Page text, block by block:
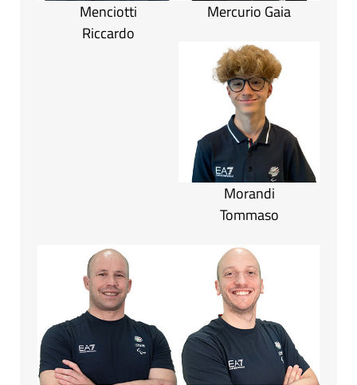
Menciotti
Riccardo
Mercurio Gaia
Morandi
Tommaso